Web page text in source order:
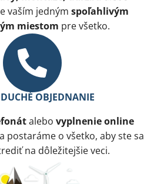
vaším jedným spoľahlivým
miestom pre všetko.
OBJEDNANIE​
alebo vyplnenie online
postaráme o všetko, aby ste sa
na dôležitejšie veci.